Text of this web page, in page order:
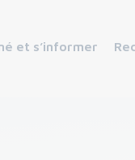
et s’informer